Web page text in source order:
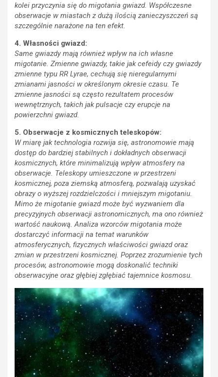
kolei przyczynia się do migotania gwiazd. Współczesne
obserwacje w miastach z dużą ilością zanieczyszczeń są
szczególnie narażone na ten efekt.
4. Własności gwiazd:
Same gwiazdy mają również wpływ na ich własne
migotanie. Zmienne gwiazdy, takie jak cefeidy czy gwiazdy
zmienne typu RR Lyrae, cechują się nieregularnymi
zmianami jasności w określonym okresie czasu. Te
zmienne jasności są często rezultatem procesów
wewnętrznych, takich jak pulsacje czy erupcje na
powierzchni gwiazd.
5. Obserwacje z kosmicznych teleskopów:
W miarę jak technologia rozwija się, astronomowie mają
dostęp do bardziej stabilnych i dokładnych obserwacji
kosmicznych, które minimalizują wpływ atmosfery na
obserwacje. Teleskopy umieszczone w przestrzeni
kosmicznej, poza ziemską atmosferą, pozwalają uzyskać
obrazy o wyższej rozdzielczości i mniejszym migotaniu.
Mimo że migotanie gwiazd może być wyzwaniem dla
precyzyjnych obserwacji astronomicznych, ma ono również
wartość naukową. Analiza wzorców migotania może
dostarczyć informacji na temat warunków
atmosferycznych, fizycznych właściwości gwiazd oraz
zmian w przestrzeni kosmicznej. Poprzez zrozumienie tych
procesów, astronomowie mogą doskonalić techniki
obserwacyjne oraz głębiej zgłębiać tajemnice kosmosu.